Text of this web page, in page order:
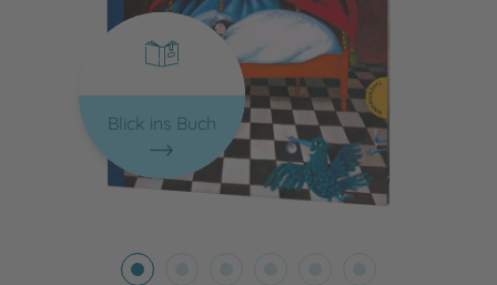
Blick ins Buch